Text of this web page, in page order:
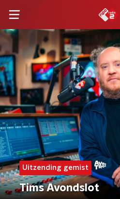
Uitzending gemist
Tims Avondslot